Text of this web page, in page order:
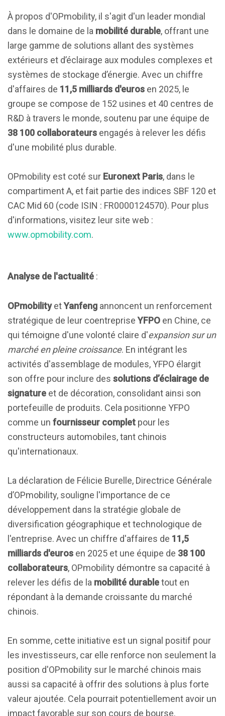
À propos d'OPmobility, il s'agit d'un leader mondial
dans le domaine de la mobilité durable, offrant une
large gamme de solutions allant des systèmes
extérieurs et d’éclairage aux modules complexes et
systèmes de stockage d’énergie. Avec un chiffre
d'affaires de 11,5 milliards d'euros en 2025, le
groupe se compose de 152 usines et 40 centres de
R&D à travers le monde, soutenu par une équipe de
38 100 collaborateurs engagés à relever les défis
d'une mobilité plus durable.
OPmobility est coté sur Euronext Paris, dans le
compartiment A, et fait partie des indices SBF 120 et
CAC Mid 60 (code ISIN : FR0000124570). Pour plus
d'informations, visitez leur site web :
www.opmobility.com.
Analyse de l'actualité :
OPmobilityetYanfeng annoncent un renforcement
stratégique de leur coentrepriseYFPO en Chine, ce
qui témoigne d'une volonté claire d'expansion sur un
marché en pleine croissance. En intégrant les
activités d'assemblage de modules, YFPO élargit
son offre pour inclure des solutions d’éclairage de
signature et de décoration, consolidant ainsi son
portefeuille de produits. Cela positionne YFPO
comme un fournisseur complet pour les
constructeurs automobiles, tant chinois
qu'internationaux.
La déclaration de Félicie Burelle, Directrice Générale
d’OPmobility, souligne l'importance de ce
développement dans la stratégie globale de
diversification géographique et technologique de
l'entreprise. Avec un chiffre d'affaires de 11,5
milliards d'euros en 2025 et une équipe de 38 100
collaborateurs, OPmobility démontre sa capacité à
relever les défis de la mobilité durabletout en
répondant à la demande croissante du marché
chinois.
En somme, cette initiative est un signal positif pour
les investisseurs, car elle renforce non seulement la
position d'OPmobility sur le marché chinois mais
aussi sa capacité à offrir des solutions à plus forte
valeur ajoutée. Cela pourrait potentiellement avoir un
impact favorable sur son cours de bourse.